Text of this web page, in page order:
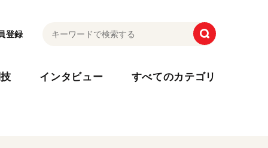
登録
インタビュー すべてのカテゴリ